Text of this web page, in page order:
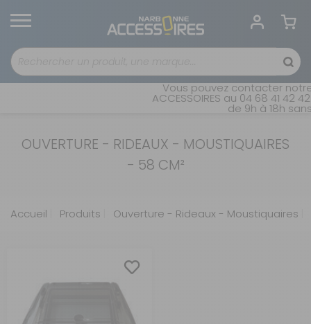
Vous pouvez contacter notre
ACCESSOIRES au 04 68 41 42
de 9h à 18h
OUVERTURE - RIDEAUX - MOUSTIQUAIRES
- 58 CM²
Accueil Produits Ouverture - Rideaux - Moustiquaires